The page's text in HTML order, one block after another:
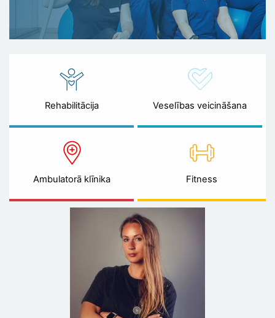
Rehabilitācija Veselības veicināšana
Ambulatorā klīnika Fitness